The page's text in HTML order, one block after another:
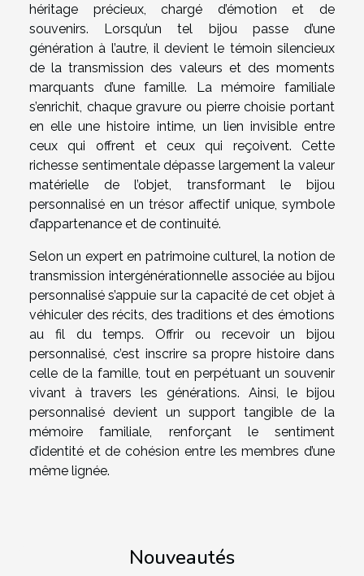
héritage précieux, chargé d’émotion et de
souvenirs. Lorsqu’un tel bijou passe d’une
génération à l’autre, il devient le témoin silencieux
de la transmission des valeurs et des moments
marquants d’une famille. La mémoire familiale
s’enrichit, chaque gravure ou pierre choisie portant
en elle une histoire intime, un lien invisible entre
ceux qui offrent et ceux qui reçoivent. Cette
richesse sentimentale dépasse largement la valeur
matérielle de l’objet, transformant le bijou
personnalisé en un trésor affectif unique, symbole
d’appartenance et de continuité.
Selon un expert en patrimoine culturel, la notion de
transmission intergénérationnelle associée au bijou
personnalisé s’appuie sur la capacité de cet objet à
véhiculer des récits, des traditions et des émotions
au fil du temps. Offrir ou recevoir un bijou
personnalisé, c’est inscrire sa propre histoire dans
celle de la famille, tout en perpétuant un souvenir
vivant à travers les générations. Ainsi, le bijou
personnalisé devient un support tangible de la
mémoire familiale, renforçant le sentiment
d’identité et de cohésion entre les membres d’une
même lignée.
Nouveautés